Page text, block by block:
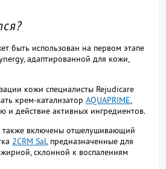
быть использован на первом этапе
адаптированной для кожи,
кожи специалисты Rejudicare
крем-катализатор AQUAPRIME,
и действие активных ингредиентов.
также включены отшелушивающий
2CRM Sal, предназначенные для
склонной к воспалениям